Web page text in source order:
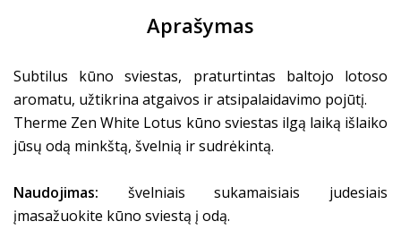
Aprašymas
Subtilus kūno sviestas, praturtintas baltojo lotoso
aromatu, užtikrina atgaivos ir atsipalaidavimo pojūtį.
Therme Zen White Lotus kūno sviestas ilgą laiką išlaiko
jūsų odą minkštą, švelnią ir sudrėkintą.
Naudojimas: švelniais sukamaisiais judesiais
įmasažuokite kūno sviestą į odą.